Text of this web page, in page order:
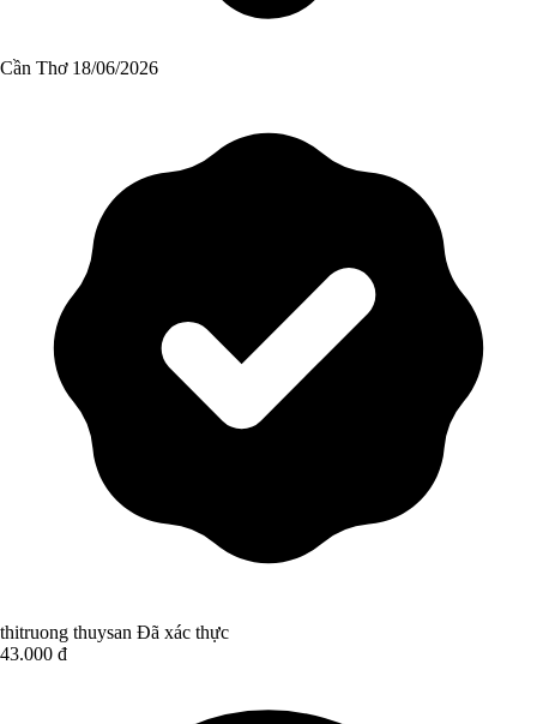
Cần Thơ 18/06/2026
thitruong thuysan Đã xác thực
43.000 đ